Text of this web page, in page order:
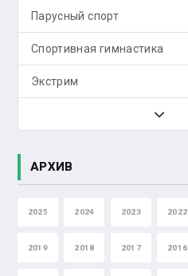
Парусный спорт
Спортивная гимнастика
Экстрим
АРХИВ
2025 2024 2023 2022
2019 2018 2017 2016